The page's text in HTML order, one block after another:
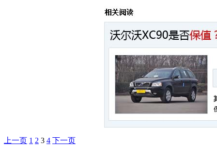
上一页 1 2 3 4 下一页